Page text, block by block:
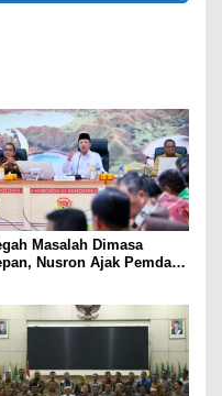
Masalah Dimasa
Nusron Ajak Pemda